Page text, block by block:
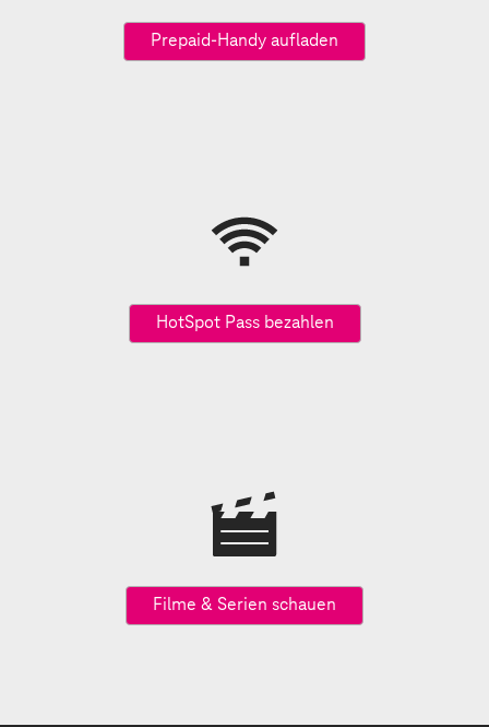
Prepaid-Handy aufladen
HotSpot Pass bezahlen
Filme & Serien schauen